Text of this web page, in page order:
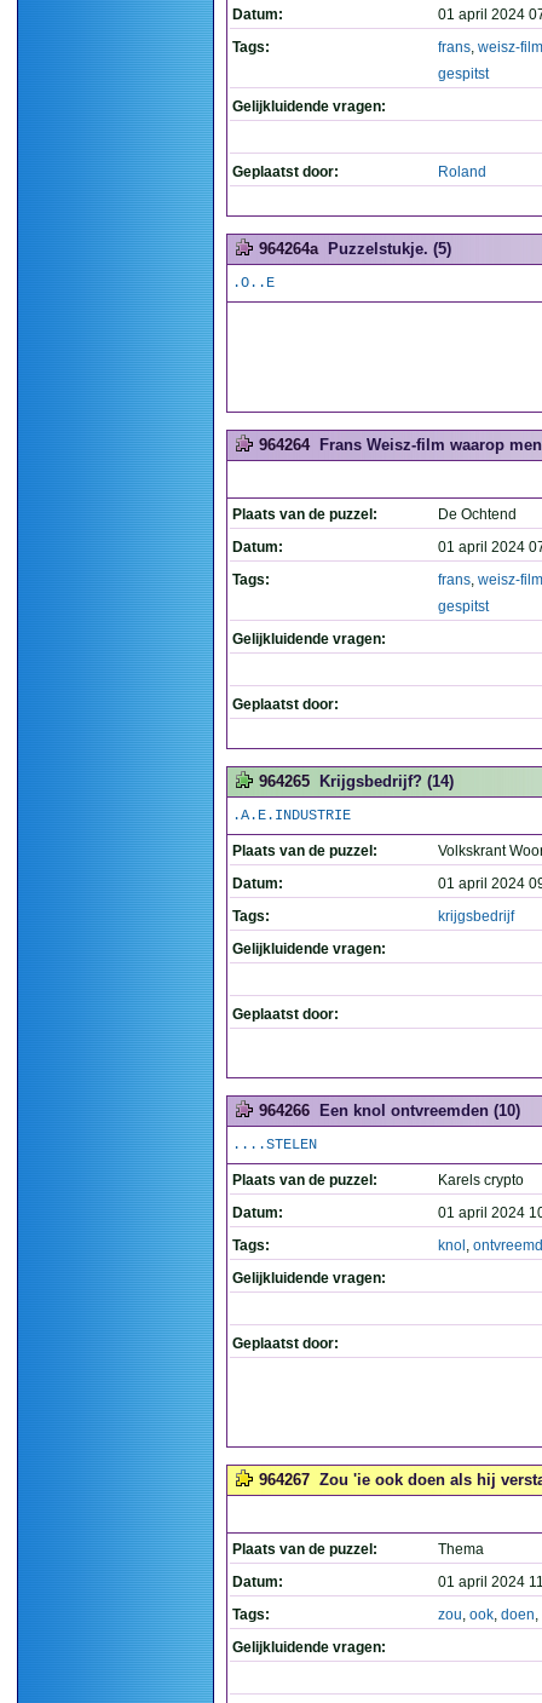
Datum:
01 april 2024
Tags:
frans, weisz-film
gespitst
Gelijkluidende vragen:
Geplaatst door: Roland
964264a Puzzelstukje. (5)
.O..E
964264 Frans Weisz-film waarop
Plaats van de puzzel:
De Ochtend
Datum:
01 april 2024
Tags:
frans, weisz-film
gespitst
Gelijkluidende vragen:
Geplaatst door:
964265 Krijgsbedrijf? (14)
.A.E.INDUSTRIE
Plaats van de puzzel:
Volkskrant
Datum:
01 april 2024
Tags:
krijgsbedrijf
Gelijkluidende vragen:
Geplaatst door:
964266 Een knol ontvreemden (10)
....STELEN
Plaats van de puzzel:
Karels crypto
Datum:
01 april 2024
Tags:
knol ,
Gelijkluidende vragen:
Geplaatst door:
964267 Zou 'ie ook doen als hij
Plaats van de puzzel:
Thema
Datum:
01 april 2024
Tags:
zou, ook, doen,
Gelijkluidende vragen: